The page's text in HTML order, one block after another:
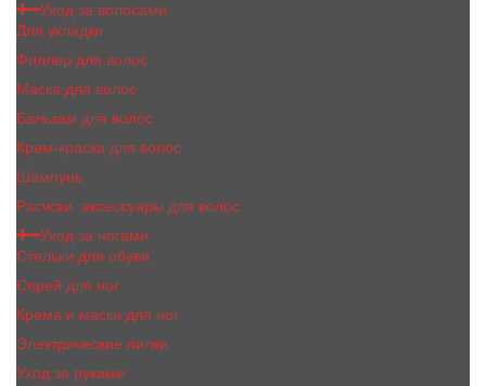
Уход за волосами
Для укладки
Филлер для волос
Маска для волос
Бальзам для волос
Крем-краска для волос
Шампунь
Расчски, аксессуары для волос
Уход за ногами
Стельки для обуви
Спрей для ног
Крема и маски для ног
Электрические пилки
Уход за руками